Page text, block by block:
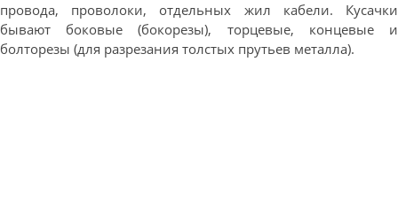
провода, проволоки, отдельных жил кабели. Кусачки
бывают боковые (бокорезы), торцевые, концевые и
болторезы (для разрезания толстых прутьев металла).